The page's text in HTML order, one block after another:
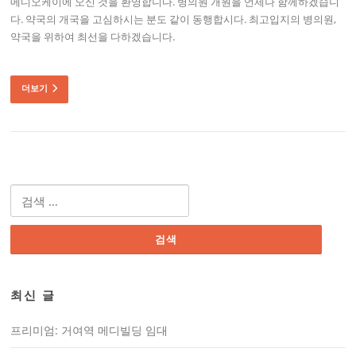
다. 약국의 개국을 고심하시는 분도 같이 동행합시다. 최고입지의 병의원,
약국을 위하여 최선을 다하겠습니다.
더보기
최신 글
프리미엄: 거여역 메디빌딩 임대